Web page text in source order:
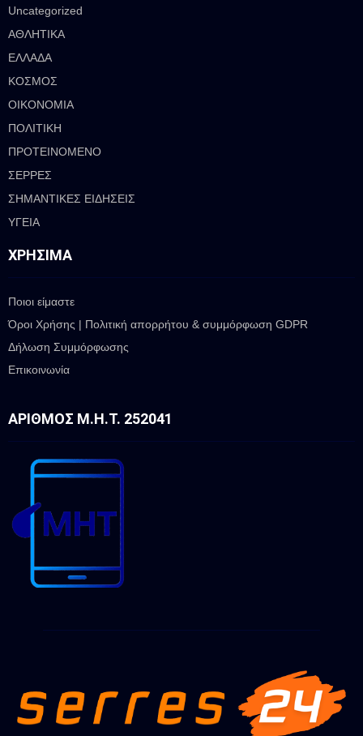
Uncategorized
ΑΘΛΗΤΙΚΑ
ΕΛΛΑΔΑ
ΚΟΣΜΟΣ
ΟΙΚΟΝΟΜΙΑ
ΠΟΛΙΤΙΚΗ
ΠΡΟΤΕΙΝΟΜΕΝΟ
ΣΕΡΡΕΣ
ΣΗΜΑΝΤΙΚΕΣ ΕΙΔΗΣΕΙΣ
ΥΓΕΙΑ
ΧΡΉΣΙΜΑ
Ποιοι είμαστε
Όροι Χρήσης | Πολιτική απορρήτου & συμμόρφωση GDPR
Δήλωση Συμμόρφωσης
Επικοινωνία
ΑΡΙΘΜΌΣ Μ.Η.Τ. 252041